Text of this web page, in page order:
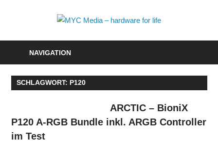
Media
–
for
life
NAVIGATION
SCHLAGWORT: P120
ARCTIC – BioniX
P120 A-RGB Bundle inkl. ARGB Controller
im Test